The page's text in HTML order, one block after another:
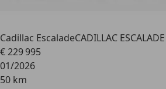
Cadillac EscaladeCADILLAC
€ 229 995
01/2026
50 km